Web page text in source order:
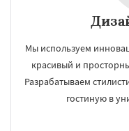
Мы используем
красивый и
Разрабатываем
гостиную в